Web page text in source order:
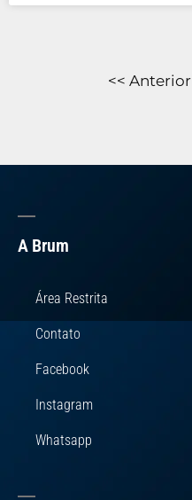
<< Anterior
A Brum
Área Restrita
Contato
Facebook
Instagram
Whatsapp